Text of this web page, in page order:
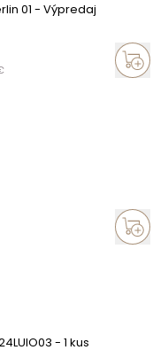
01 - Výpredaj
- 1 kus